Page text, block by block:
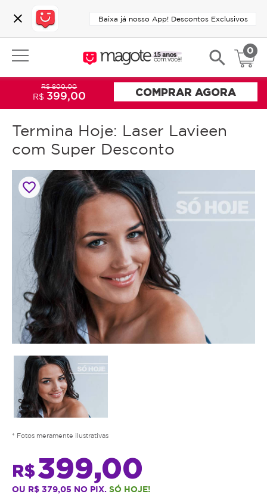
close Baixa já nosso App! Descontos Exclusivos
search 0
Termina Hoje: Laser Lavieen
com Super Desconto
favorite_border
* Fotos meramente ilustrativas
R$399,00
OU R$ 379,05 NO PIX. SÓ HOJE!
R$ 800,00
R$ 399,00 COMPRAR AGORA